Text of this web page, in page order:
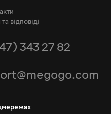
відповіді
343 27 82